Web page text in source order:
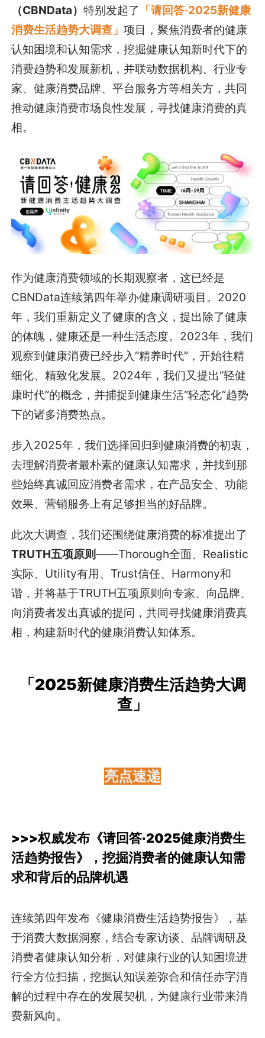
（CBNData）特别发起了 「请回答·2025新健康
消费生活趋势大调查」项目，聚焦消费者的健康
认知困境和认知需求，挖掘健康认知新时代下的
消费趋势和发展新机，并联动数据机构、行业专
家、健康消费品牌、平台服务方等相关方，共同
推动健康消费市场良性发展，寻找健康消费的真
相。
作为健康消费领域的长期观察者，这已经是
CBNData连续第四年举办健康调研项目。2020
年，我们重新定义了健康的含义，提出除了健康
的体魄，健康还是一种生活态度。2023年，我们
观察到健康消费已经步入“精养时代”，开始往精
细化、精致化发展。2024年，我们又提出“轻健
康时代”的概念，并捕捉到健康生活“轻态化”趋势
下的诸多消费热点。
步入2025年，我们选择回归到健康消费的初衷，
去理解消费者最朴素的健康认知需求，并找到那
些始终真诚回应消费者需求，在产品安全、功能
效果、营销服务上有足够担当的好品牌。
此次大调查，我们还围绕健康消费的标准提出了
TRUTH五项原则——Thorough全面、Realistic
实际、Utility有用、Trust信任、Harmony和
谐，并将基于TRUTH五项原则向专家、向品牌、
向消费者发出真诚的提问，共同寻找健康消费真
相，构建新时代的健康消费认知体系。
「2025新健康消费生活趋势大调
查」
亮点速递
>>>权威发布《请回答·2025健康消费生
活趋势报告》，挖掘消费者的健康认知需
求和背后的品牌机遇
连续第四年发布《健康消费生活趋势报告》，基
于消费大数据洞察，结合专家访谈、品牌调研及
消费者健康认知分析，对健康行业的认知困境进
行全方位扫描，挖掘认知误差弥合和信任赤字消
解的过程中存在的发展契机，为健康行业带来消
费新风向。